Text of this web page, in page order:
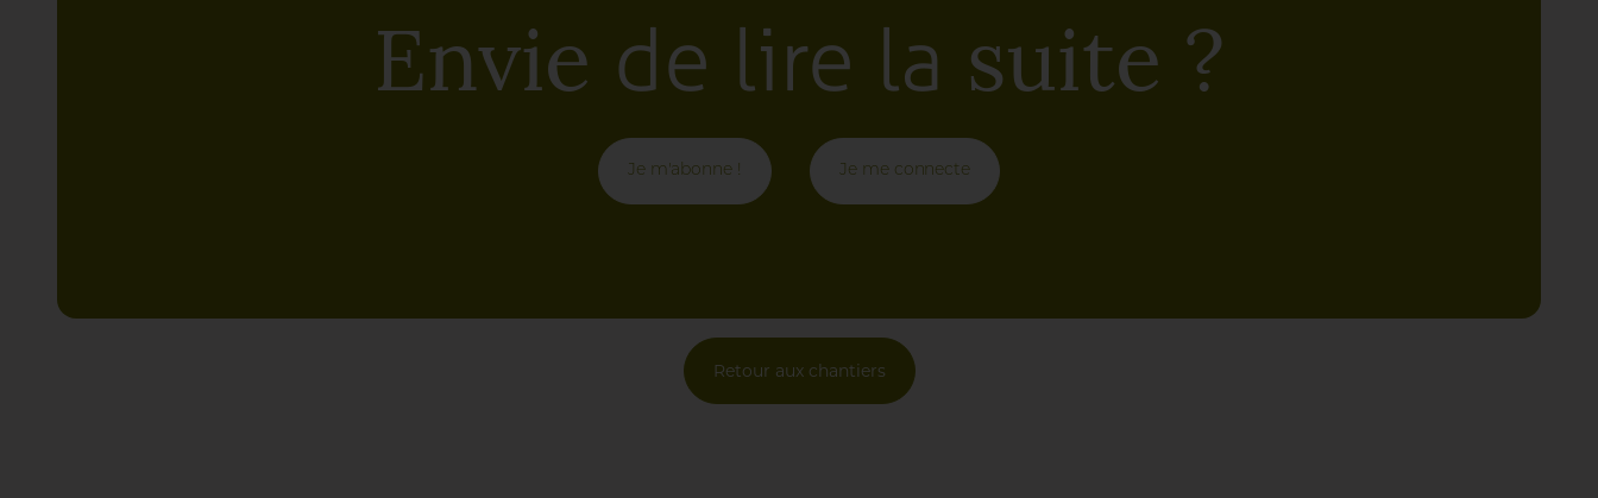
relayés par des bulbines et autres roses d’Inde surannées !
Envie de lire la suite ?
Je m'abonne ! Je me connecte
Retour aux chantiers